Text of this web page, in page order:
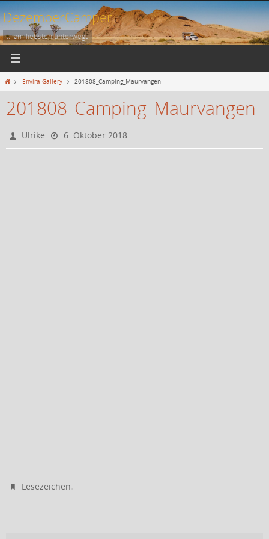
Zum
Inhalt
springen
DezemberCamper
... am liebsten unterwegs
StartEnvira Gallery 201808_Camping_Maurvangen
201808_Camping_Maurvangen
Ulrike 6. Oktober 2018
Lesezeichen.